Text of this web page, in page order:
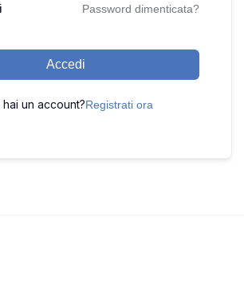
Password dimenticata?
Accedi
hai un account?Registrati ora